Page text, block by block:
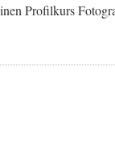
Profilkurs